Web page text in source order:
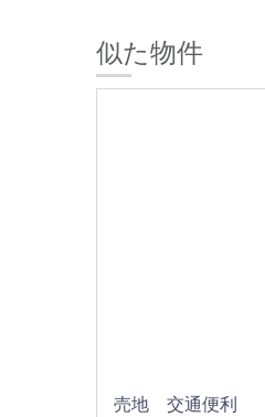
似た物件
売地 交通便利